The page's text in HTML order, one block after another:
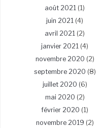
août 2021 (1)
juin 2021 (4)
avril 2021 (2)
janvier 2021 (4)
novembre 2020 (2)
septembre 2020 (8)
juillet 2020 (6)
mai 2020 (2)
février 2020 (1)
novembre 2019 (2)